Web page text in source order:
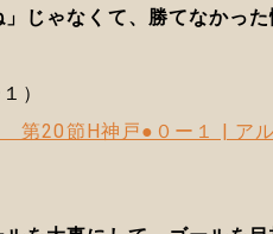
じゃなくて、勝てなかっ
）
20節H神戸●０ー１ | ア